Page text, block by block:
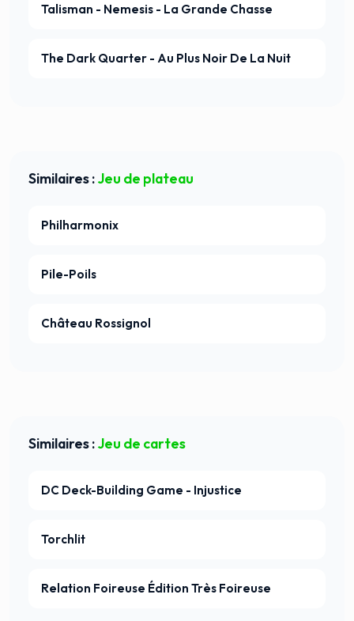
Talisman - Nemesis - La Grande Chasse
The Dark Quarter - Au Plus Noir De La Nuit
Similaires :Jeu de plateau
Philharmonix
Pile-Poils
Château Rossignol
Similaires :Jeu de cartes
DC Deck-Building Game - Injustice
Torchlit
Relation Foireuse Édition Très Foireuse